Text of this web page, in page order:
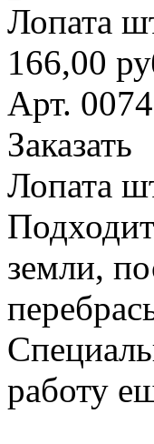
Лопата
166,00
Арт. 0074
Заказать
Лопата
земли,
работу